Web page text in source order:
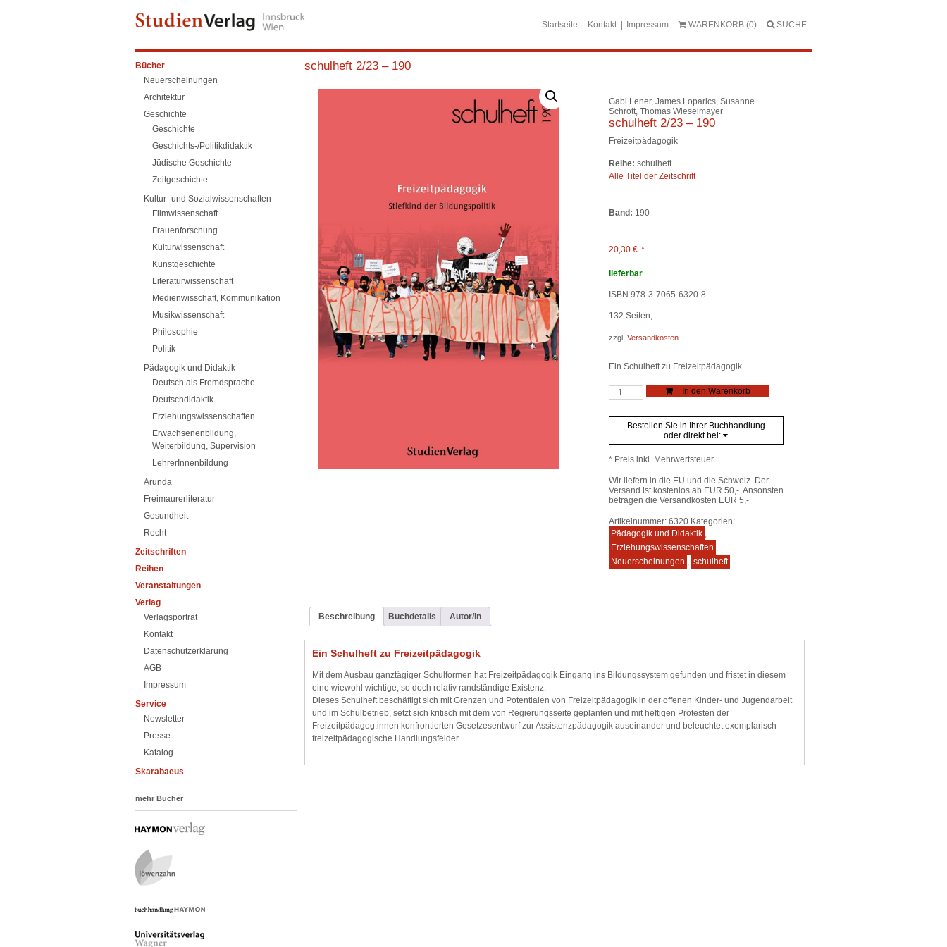
Startseite Kontakt Impressum WARENKORB (0) SUCHE
Bücher
Neuerscheinungen
Architektur
Geschichte
Geschichte
Geschichts-/Politikdidaktik
Jüdische Geschichte
Zeitgeschichte
Kultur- und Sozialwissenschaften
Filmwissenschaft
Frauenforschung
Kulturwissenschaft
Kunstgeschichte
Literaturwissenschaft
Medienwisschaft, Kommunikation
Musikwissenschaft
Philosophie
Politik
Pädagogik und Didaktik
Deutsch als Fremdsprache
Deutschdidaktik
Erziehungswissenschaften
Erwachsenenbildung,
Weiterbildung, Supervision
LehrerInnenbildung
Arunda
Freimaurerliteratur
Gesundheit
Recht
Zeitschriften
Reihen
Veranstaltungen
Verlag
Verlagsporträt
Kontakt
Datenschutzerklärung
AGB
Impressum
Service
Newsletter
Presse
Katalog
Skarabaeus
mehr Bücher
schulheft 2/23 – 190
Gabi Lener, James Loparics, Susanne
Schrott, Thomas Wieselmayer
schulheft 2/23 – 190
Freizeitpädagogik
Reihe: schulheft
Alle Titel der Zeitschrift
Band: 190
20,30 € *
lieferbar
ISBN 978-3-7065-6320-8
132 Seiten,
zzgl. Versandkosten
Ein Schulheft zu Freizeitpädagogik
schulheft
2/23
190
Menge
In den Warenkorb
Bestellen Sie in Ihrer Buchhandlung
oder direkt bei:
* Preis inkl. Mehrwertsteuer.
Wir liefern in die EU und die Schweiz. Der
Versand ist kostenlos ab EUR 50,-. Ansonsten
betragen die Versandkosten EUR 5,-
Artikelnummer: 6320 Kategorien:
Pädagogik und Didaktik ,
Erziehungswissenschaften ,
Neuerscheinungen , schulheft
Beschreibung Buchdetails Autor/in
Ein Schulheft zu Freizeitpädagogik
Mit dem Ausbau ganztägiger Schulformen hat Freizeitpädagogik Eingang ins Bildungssystem gefunden und fristet in diesem
eine wiewohl wichtige, so doch relativ randständige Existenz.
Dieses Schulheft beschäftigt sich mit Grenzen und Potentialen von Freizeitpädagogik in der offenen Kinder- und Jugendarbeit
und im Schulbetrieb, setzt sich kritisch mit dem von Regierungsseite geplanten und mit heftigen Protesten der
Freizeitpädagog:innen konfrontierten Gesetzesentwurf zur Assistenzpädagogik auseinander und beleuchtet exemplarisch
freizeitpädagogische Handlungsfelder.